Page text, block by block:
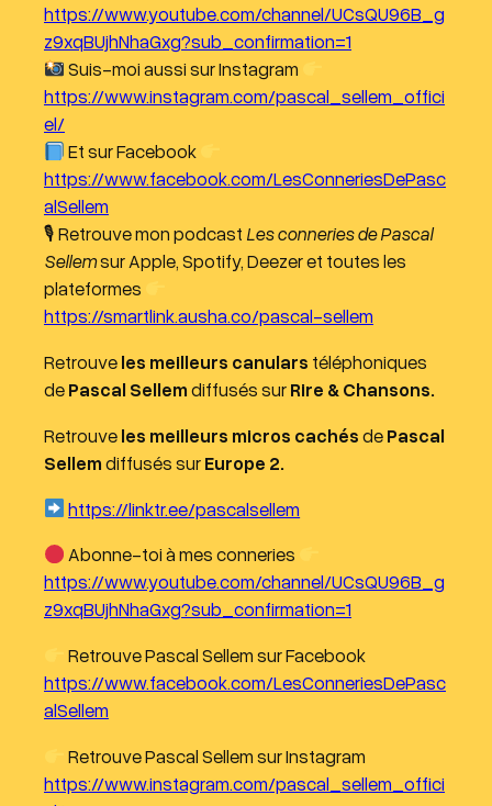
https://www.youtube.com/channel/UCsQU96B_g
z9xqBUjhNhaGxg?sub_confirmation=1
Suis-moi aussi sur Instagram
https://www.instagram.com/pascal_sellem_offici
el/
Et sur Facebook
https://www.facebook.com/LesConneriesDePasc
alSellem
🎙 Retrouve mon podcast Les conneries de Pascal
Sellemsur Apple, Spotify, Deezer et toutes les
plateformes
https://smartlink.ausha.co/pascal-sellem
Retrouveles meilleurs canulars téléphoniques
dePascal Sellemdiffusés surRire & Chansons.
Retrouveles meilleurs micros cachésdePascal
Sellemdiffusés surEurope 2.
https://linktr.ee/pascalsellem
Abonne-toi à mes conneries
https://www.youtube.com/channel/UCsQU96B_g
z9xqBUjhNhaGxg?sub_confirmation=1
Retrouve Pascal Sellem sur Facebook
https://www.facebook.com/LesConneriesDePasc
alSellem
Retrouve Pascal Sellem sur Instagram
https://www.instagram.com/pascal_sellem_offici